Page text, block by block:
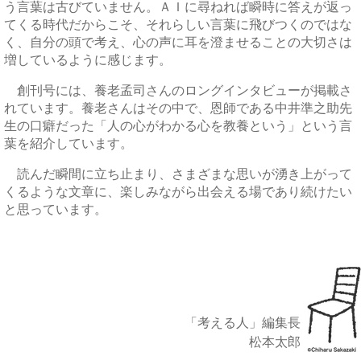
う言葉は古びていません。ＡＩに尋ねれば瞬時に答えが返っ
てくる時代だからこそ、それらしい言葉に飛びつくのではな
く、自分の頭で考え、心の声に耳を澄ませることの大切さは
増しているように感じます。
創刊号には、養老孟司さんのロングインタビューが掲載さ
れています。養老さんはその中で、恩師である中井準之助先
生の口癖だった「人の心がわかる心を教養という」という言
葉を紹介しています。
読んだ瞬間に立ち止まり、さまざまな思いが湧き上がって
くるような文章に、楽しみながら出会える場であり続けたい
と思っています。
「考える人」編集長
松本太郎